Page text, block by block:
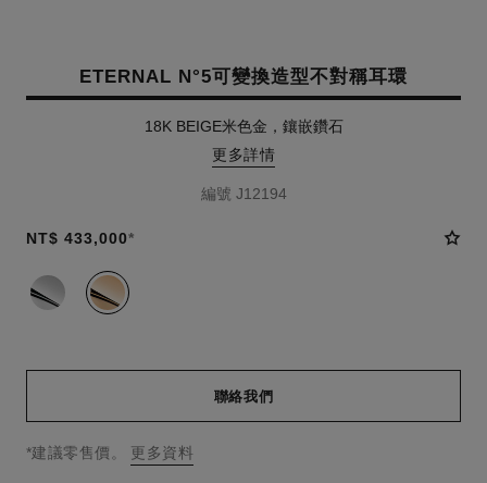
ETERNAL N°5可變換造型不對稱耳環
18K BEIGE米色金，鑲嵌鑽石
更多詳情
編號 J12194
NT$ 433,000*
款式(2)
聯絡我們
↩
*建議零售價。 更多資料